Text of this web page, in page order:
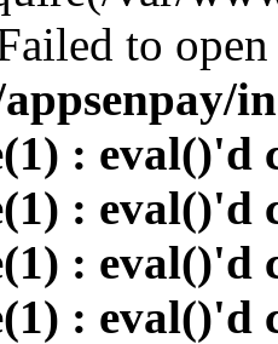
to
: eval()'d
: eval()'d
: eval()'d
: eval()'d